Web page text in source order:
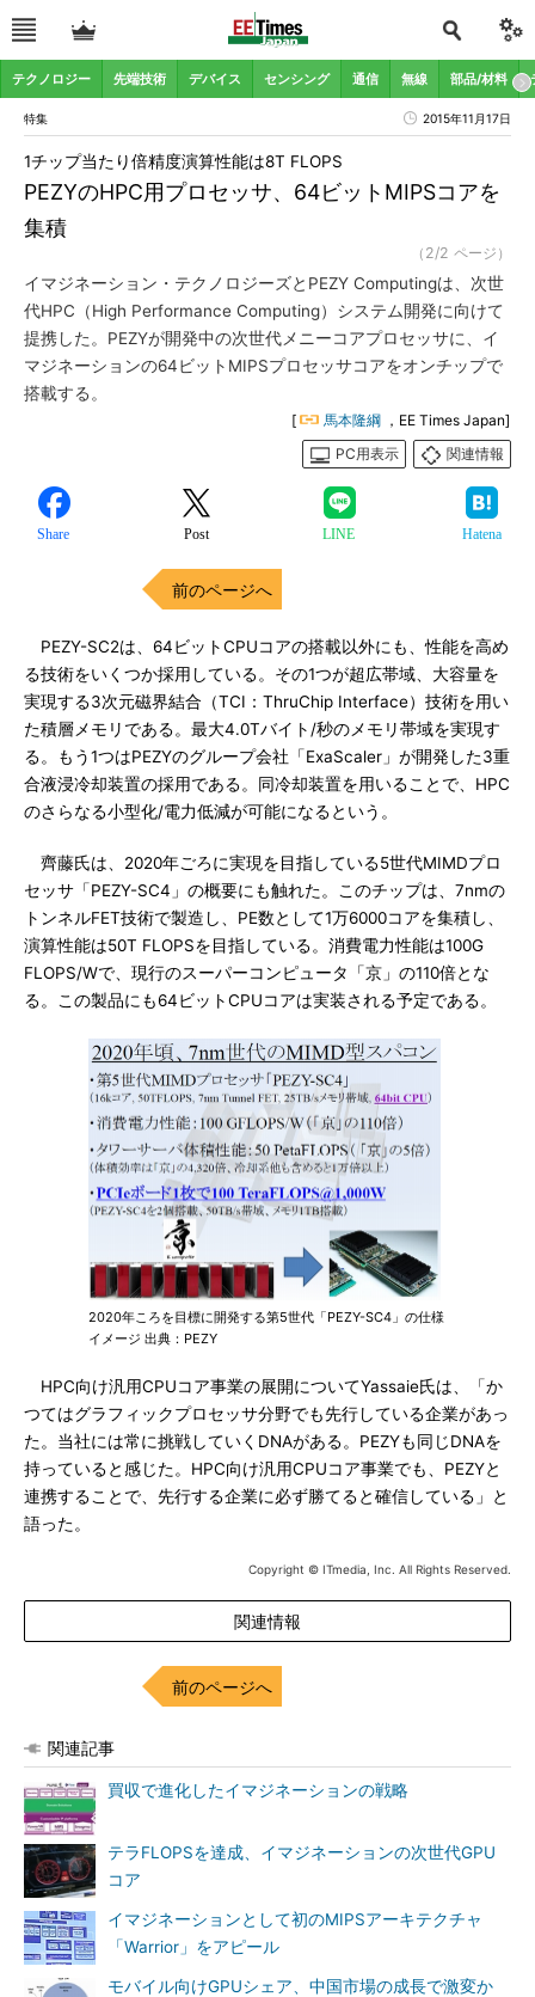
テクノロジー 先端技術 デバイス センシング 通信 無線 部品/材料
特集 2015年11月17日
PEZYのHPC用プロセッサ、64ビットMIPSコアを
集積
1チップ当たり倍精度演算性能は8T FLOPS
（2/2 ページ）
イマジネーション・テクノロジーズとPEZY Computingは、次世
代HPC（High Performance Computing）システム開発に向けて
提携した。PEZYが開発中の次世代メニーコアプロセッサに、イ
マジネーションの64ビットMIPSプロセッサコアをオンチップで
搭載する。
[ 馬本隆綱 ，EE Times Japan]
PC用表示
関連情報
Share Post LINE Hatena
前のページへ
PEZY-SC2は、64ビットCPUコアの搭載以外にも、性能を高め
る技術をいくつか採用している。その1つが超広帯域、大容量を
実現する3次元磁界結合（TCI：ThruChip Interface）技術を用い
た積層メモリである。最大4.0Tバイト/秒のメモリ帯域を実現す
る。もう1つはPEZYのグループ会社「ExaScaler」が開発した3重
合液浸冷却装置の採用である。同冷却装置を用いることで、HPC
のさらなる小型化/電力低減が可能になるという。
齊藤氏は、2020年ごろに実現を目指している5世代MIMDプロ
セッサ「PEZY-SC4」の概要にも触れた。このチップは、7nmの
トンネルFET技術で製造し、PE数として1万6000コアを集積し、
演算性能は50T FLOPSを目指している。消費電力性能は100G
FLOPS/Wで、現行のスーパーコンピュータ「京」の110倍とな
る。この製品にも64ビットCPUコアは実装される予定である。
2020年ころを目標に開発する第5世代「PEZY-SC4」の仕様
イメージ 出典：PEZY
HPC向け汎用CPUコア事業の展開についてYassaie氏は、「か
つてはグラフィックプロセッサ分野でも先行している企業があっ
た。当社には常に挑戦していくDNAがある。PEZYも同じDNAを
持っていると感じた。HPC向け汎用CPUコア事業でも、PEZYと
連携することで、先行する企業に必ず勝てると確信している」と
語った。
Copyright © ITmedia, Inc. All Rights Reserved.
関連情報
前のページへ
関連記事
買収で進化したイマジネーションの戦略
テラFLOPSを達成、イマジネーションの次世代GPU
コア
イマジネーションとして初のMIPSアーキテクチャ
「Warrior」をアピール
モバイル向けGPUシェア、中国市場の成長で激変か